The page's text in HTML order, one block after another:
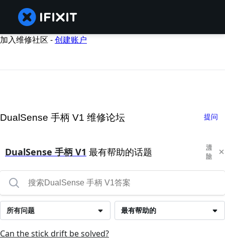
加入维修社区 -创建账户
DualSense 手柄 V1 维修论坛 提问
DualSense 手柄 V1 最有帮助的话题
清
除
最有帮助的
所有问题
Can the stick drift be solved?